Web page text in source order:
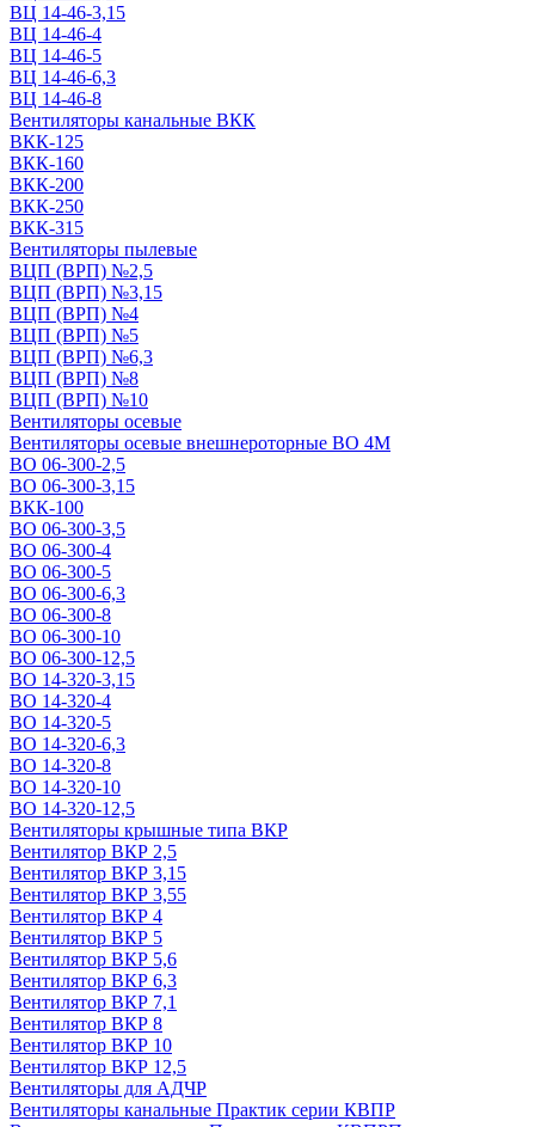
ВЦ 14-46-3,15
ВЦ 14-46-4
ВЦ 14-46-5
ВЦ 14-46-6,3
ВЦ 14-46-8
Вентиляторы канальные ВКК
ВКК-125
ВКК-160
ВКК-200
ВКК-250
ВКК-315
Вентиляторы пылевые
ВЦП (ВРП) №2,5
ВЦП (ВРП) №3,15
ВЦП (ВРП) №4
ВЦП (ВРП) №5
ВЦП (ВРП) №6,3
ВЦП (ВРП) №8
ВЦП (ВРП) №10
Вентиляторы осевые
Вентиляторы осевые внешнероторные ВО 4М
ВО 06-300-2,5
ВО 06-300-3,15
ВКК-100
ВО 06-300-3,5
ВО 06-300-4
ВО 06-300-5
ВО 06-300-6,3
ВО 06-300-8
ВО 06-300-10
ВО 06-300-12,5
ВО 14-320-3,15
ВО 14-320-4
ВО 14-320-5
ВО 14-320-6,3
ВО 14-320-8
ВО 14-320-10
ВО 14-320-12,5
Вентиляторы крышные типа ВКР
Вентилятор ВКР 2,5
Вентилятор ВКР 3,15
Вентилятор ВКР 3,55
Вентилятор ВКР 4
Вентилятор ВКР 5
Вентилятор ВКР 5,6
Вентилятор ВКР 6,3
Вентилятор ВКР 7,1
Вентилятор ВКР 8
Вентилятор ВКР 10
Вентилятор ВКР 12,5
Вентиляторы для АДЧР
Вентиляторы канальные Практик серии КВПР